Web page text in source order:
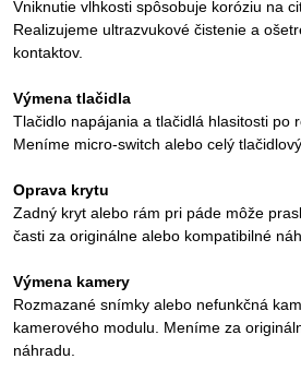
Vniknutie vlhkosti spôsobuje koróziu na
Realizujeme ultrazvukové čistenie a
kontaktov.
Výmena tlačidla
Tlačidlo napájania a tlačidlá hlasitosti po
Meníme micro-switch alebo celý
Oprava krytu
Zadný kryt alebo rám pri páde môže
časti za originálne alebo kompatibilné
Výmena kamery
Rozmazané snímky alebo nefunkčná
kamerového modulu. Meníme za
náhradu.